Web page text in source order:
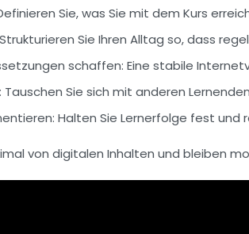
Sie, was Sie mit dem Kurs
Strukturieren Sie Ihren Alltag so, dass
schaffen: Eine stabile
Tauschen Sie sich mit anderen
Halten Sie Lernerfolge fest und
von digitalen Inhalten und bleiben